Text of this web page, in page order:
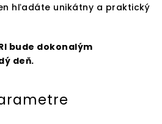
hľadáte unikátny a praktický
bude dokonalým
deň.